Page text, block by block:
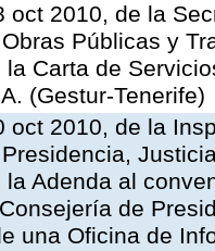
oct 2010, de la
Públicas y
Carta de
(Gestur-Tenerife)
oct 2010, de la
Adenda al
de
una Oficina de